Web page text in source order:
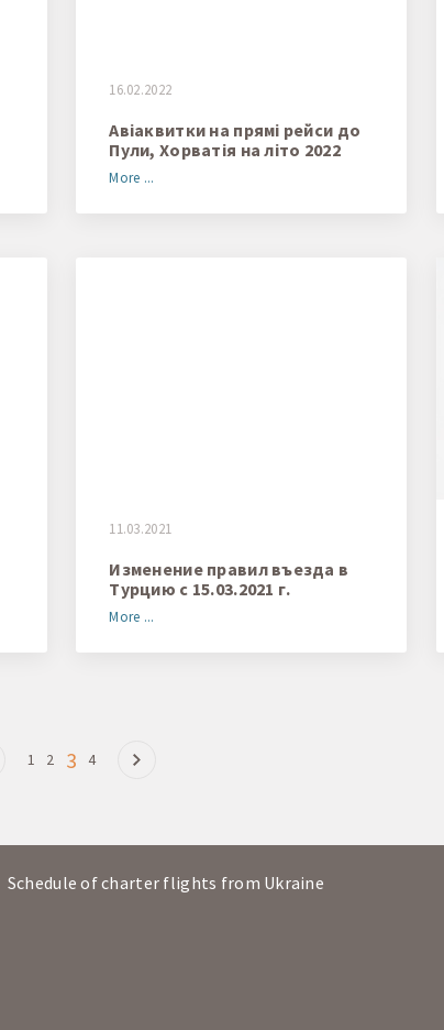
16.02.2022
Авіаквитки на прямі рейси до
Пули, Хорватія на літо 2022
More ...
11.03.2021
Изменение правил въезда в
Турцию с 15.03.2021 г.
More ...
1 2 3 4
Schedule of charter flights from Ukraine